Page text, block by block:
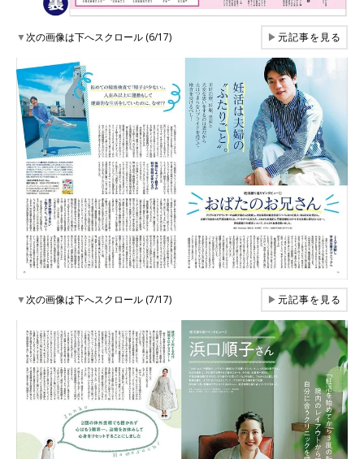
▼次の画像は下へスクロール (6/17) ▶元記事を見る
▼次の画像は下へスクロール (7/17) ▶元記事を見る